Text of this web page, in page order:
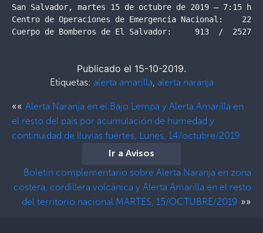
San Salvador, martes 15 de octubre de 2019 – 7:15
Centro de Operaciones de Emergencia Nacional:
Cuerpo de Bomberos de El Salvador:     913  /  2527-
Publicado el 15-10-2019.
Etiquetas: alerta amarilla, alerta naranja
«« Alerta Naranja en el Bajo Lempa y Alerta Amarilla en
el resto del país por acumulación de humedad y
continuidad de lluvias fuertes, Lunes, 14/octubre/2019
Ir a Avisos
Boletín complementario sobre Alerta Naranja en zona
costera, cordillera volcánica y Alerta Amarilla en el resto
del territorio nacional MARTES, 15/OCTUBRE/2019 »»